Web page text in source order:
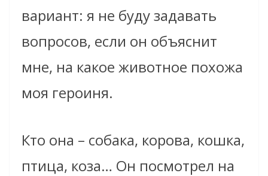
вариант: я не буду задавать
вопросов, если он объяснит
мне, на какое животное похожа
моя героиня.
Кто она – собака, корова, кошка,
птица, коза… Он посмотрел на